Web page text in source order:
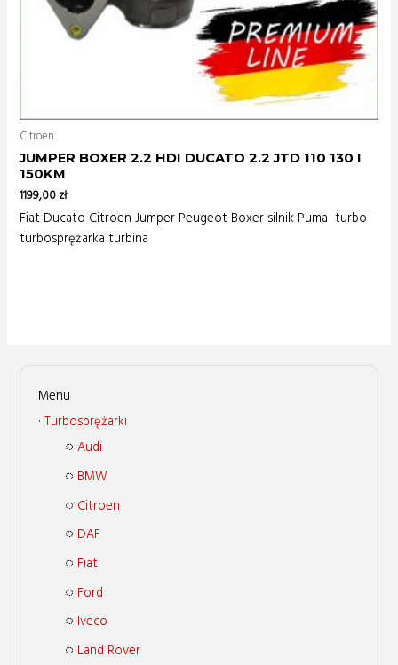
Citroen
JUMPER BOXER 2.2 HDI DUCATO 2.2 JTD 110 130 I
150KM
1199,00zł
Fiat Ducato Citroen Jumper Peugeot Boxer silnik Puma turbo
turbosprężarka turbina
Turbosprężarki
Audi
BMW
Citroen
DAF
Fiat
Ford
Iveco
Land Rover